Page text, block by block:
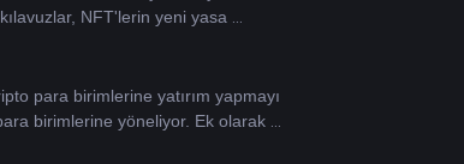
NFT'lerin yeni yasa
para birimlerine yatırım yapmayı
birimlerine yöneliyor. Ek olarak